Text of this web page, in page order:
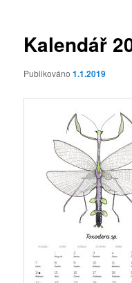
Kalendář
Publikováno1.1.2019